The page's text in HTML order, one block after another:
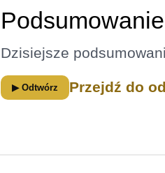
Dzisiejsze
▶ Odtwórz Przejdź do